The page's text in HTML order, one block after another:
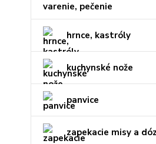
varenie, pečenie
hrnce, kastróly
kuchynské nože
panvice
zapekacie misy a